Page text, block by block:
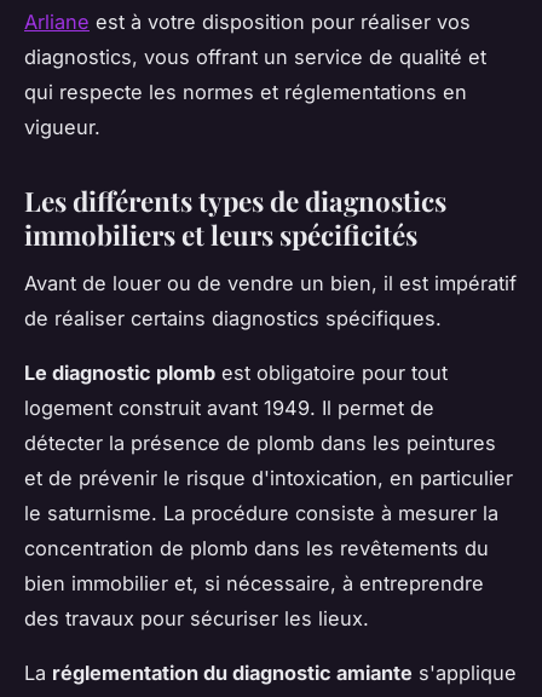
Arliane est à votre disposition pour réaliser vos
diagnostics, vous offrant un service de qualité et
qui respecte les normes et réglementations en
vigueur.
Les différents types de diagnostics
immobiliers et leurs spécificités
Avant de louer ou de vendre un bien, il est impératif
de réaliser certains diagnostics spécifiques.
Le diagnostic plomb est obligatoire pour tout
logement construit avant 1949. Il permet de
détecter la présence de plomb dans les peintures
et de prévenir le risque d'intoxication, en particulier
le saturnisme. La procédure consiste à mesurer la
concentration de plomb dans les revêtements du
bien immobilier et, si nécessaire, à entreprendre
des travaux pour sécuriser les lieux.
La réglementation du diagnostic amiante s'applique